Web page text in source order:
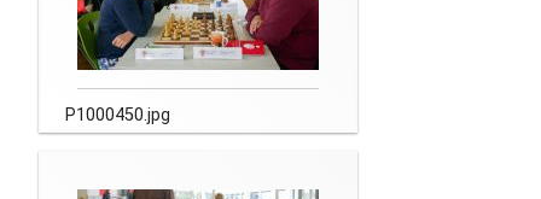
P1000450.jpg